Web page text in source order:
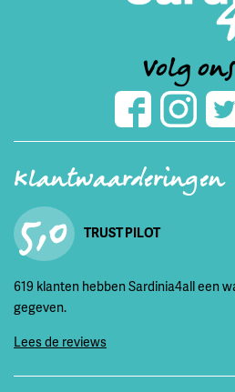
Volg
Klantwaarderingen
5,0 TRUST PILOT
619 klanten hebben Sardinia4all een
gegeven.
Lees de reviews